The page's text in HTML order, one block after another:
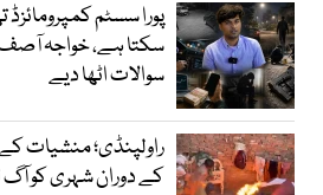
پورا سسٹم کمپرومائزڈ
سکتا ہے، خواجہ
سوالات اٹھا دیے
راولپنڈی؛ منشیات
کے دوران شہری کو آگ